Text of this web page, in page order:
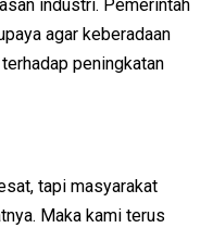
industri. Pemerintah
agar keberadaan
peningkatan
tapi masyarakat
Maka kami terus